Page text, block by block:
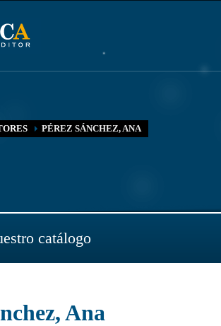
PÉREZ SÁNCHEZ, ANA
catálogo
Ana